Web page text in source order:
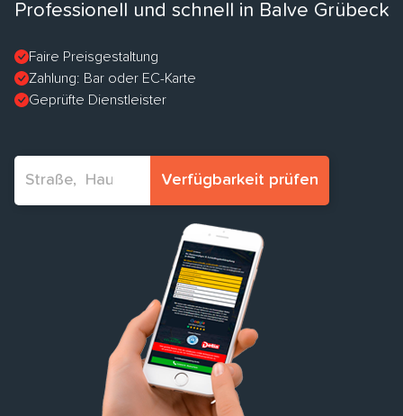
Professionell und schnell in Balve Grübeck
Faire Preisgestaltung
Zahlung: Bar oder EC-Karte
Geprüfte Dienstleister
Verfügbarkeit prüfen